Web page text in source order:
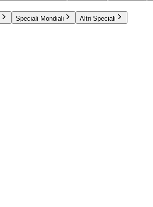
Speciali Mondiali Altri Speciali